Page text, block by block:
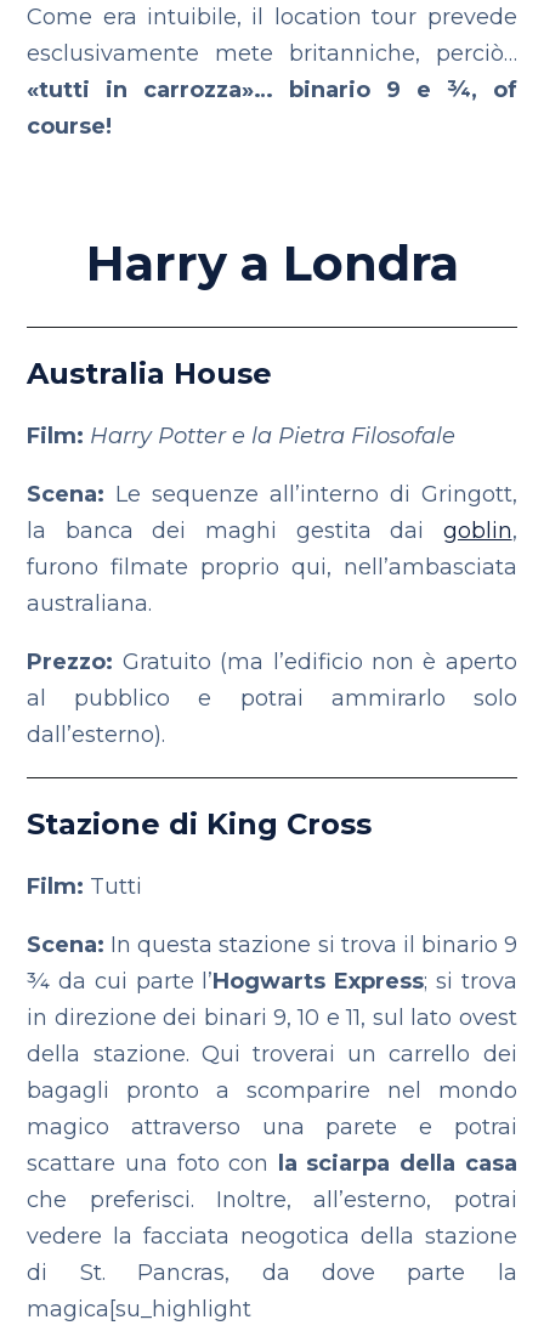
Come era intuibile, il location tour prevede
esclusivamente mete britanniche, perciò…
«tutti in carrozza»… binario 9 e ¾, of
course!
Harry a Londra
Australia House
Film: Harry Potter e la Pietra Filosofale
Scena: Le sequenze all’interno di Gringott,
la banca dei maghi gestita dai goblin,
furono filmate proprio qui, nell’ambasciata
australiana.
Prezzo: Gratuito (ma l’edificio non è aperto
al pubblico e potrai ammirarlo solo
dall’esterno).
Stazione di King Cross
Film: Tutti
Scena: In questa stazione si trova il binario 9
¾ da cui parte l’Hogwarts Express; si trova
in direzione dei binari 9, 10 e 11, sul lato ovest
della stazione. Qui troverai un carrello dei
bagagli pronto a scomparire nel mondo
magico attraverso una parete e potrai
scattare una foto con
la sciarpa della casa
che preferisci. Inoltre, all’esterno, potrai
vedere la facciata neogotica della stazione
di St. Pancras, da dove parte la
magica[su_highlight